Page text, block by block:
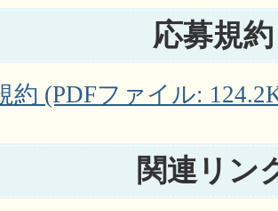
応募規約
約 (PDFファイル:
関連リン